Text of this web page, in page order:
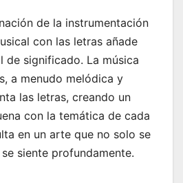
de la instrumentación
con las letras añade
de significado. La música
a menudo melódica y
las letras, creando un
con la temática de cada
en un arte que no solo se
siente profundamente.